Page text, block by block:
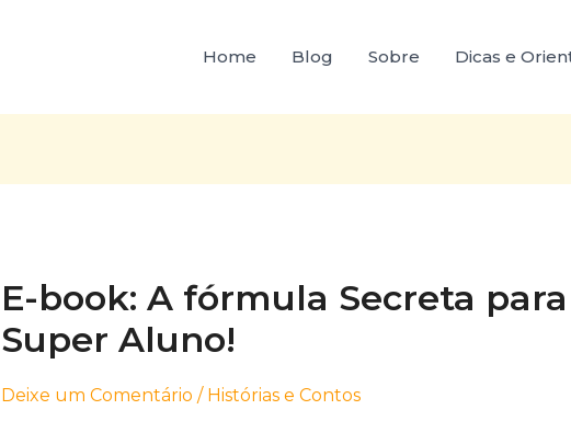
Home Blog Sobre Dicas e
E-book: A fórmula Secreta
Super Aluno!
Deixe um Comentário / Histórias e Contos